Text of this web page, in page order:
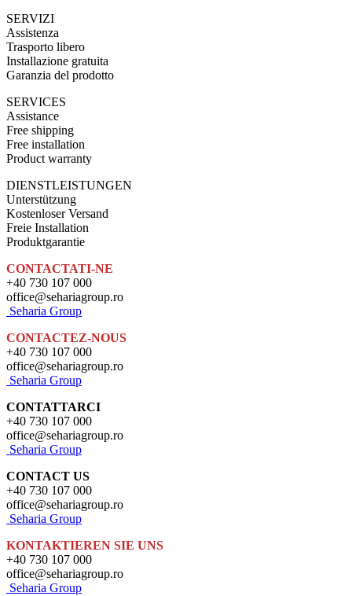
SERVIZI
Assistenza
Trasporto libero
Installazione gratuita
Garanzia del prodotto
SERVICES
Assistance
Free shipping
Free installation
Product warranty
DIENSTLEISTUNGEN
Unterstützung
Kostenloser Versand
Freie Installation
Produktgarantie
CONTACTATI-NE
+40 730 107 000
office@sehariagroup.ro
Seharia Group
CONTACTEZ-NOUS
+40 730 107 000
office@sehariagroup.ro
Seharia Group
CONTATTARCI
+40 730 107 000
office@sehariagroup.ro
Seharia Group
CONTACT US
+40 730 107 000
office@sehariagroup.ro
Seharia Group
KONTAKTIEREN SIE UNS
+40 730 107 000
office@sehariagroup.ro
Seharia Group